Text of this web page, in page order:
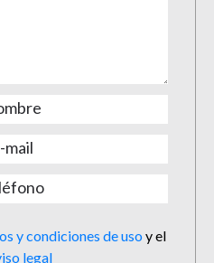
y condiciones de uso y el
legal